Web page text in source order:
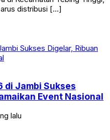
distribusi […]
di Jambi Sukses
Event Nasional
lalu